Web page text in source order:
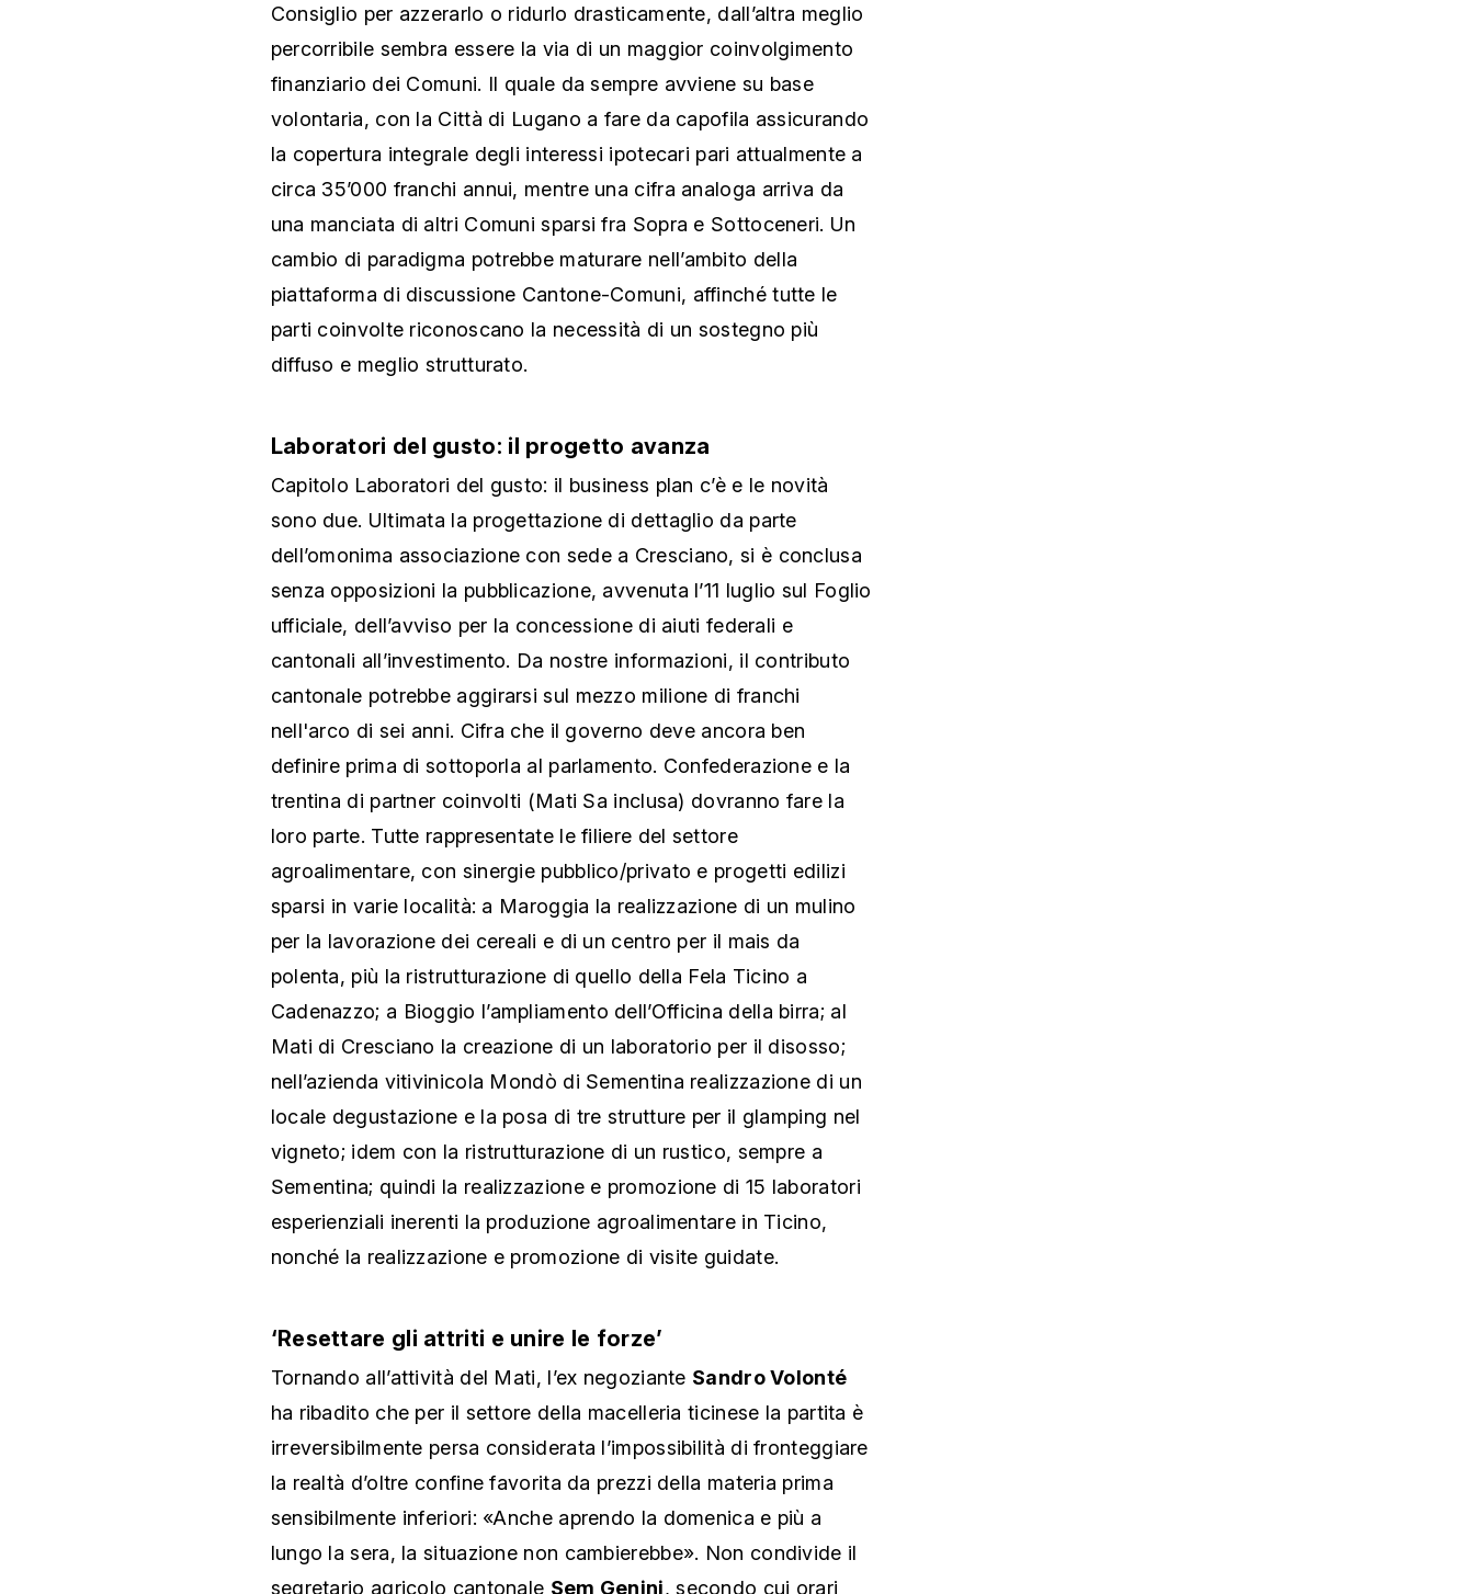
Consiglio per azzerarlo o ridurlo drasticamente, dall’altra meglio
percorribile sembra essere la via di un maggior coinvolgimento
finanziario dei Comuni. Il quale da sempre avviene su base
volontaria, con la Città di Lugano a fare da capofila assicurando
la copertura integrale degli interessi ipotecari pari attualmente a
circa 35’000 franchi annui, mentre una cifra analoga arriva da
una manciata di altri Comuni sparsi fra Sopra e Sottoceneri. Un
cambio di paradigma potrebbe maturare nell’ambito della
piattaforma di discussione Cantone-Comuni, affinché tutte le
parti coinvolte riconoscano la necessità di un sostegno più
diffuso e meglio strutturato.
Laboratori del gusto: il progetto avanza
Capitolo Laboratori del gusto: il business plan c’è e le novità
sono due. Ultimata la progettazione di dettaglio da parte
dell’omonima associazione con sede a Cresciano, si è conclusa
senza opposizioni la pubblicazione, avvenuta l’11 luglio sul Foglio
ufficiale, dell’avviso per la concessione di aiuti federali e
cantonali all’investimento. Da nostre informazioni, il contributo
cantonale potrebbe aggirarsi sul mezzo milione di franchi
nell'arco di sei anni. Cifra che il governo deve ancora ben
definire prima di sottoporla al parlamento. Confederazione e la
trentina di partner coinvolti (Mati Sa inclusa) dovranno fare la
loro parte. Tutte rappresentate le filiere del settore
agroalimentare, con sinergie pubblico/privato e progetti edilizi
sparsi in varie località: a Maroggia la realizzazione di un mulino
per la lavorazione dei cereali e di un centro per il mais da
polenta, più la ristrutturazione di quello della Fela Ticino a
Cadenazzo; a Bioggio l’ampliamento dell’Officina della birra; al
Mati di Cresciano la creazione di un laboratorio per il disosso;
nell’azienda vitivinicola Mondò di Sementina realizzazione di un
locale degustazione e la posa di tre strutture per il glamping nel
vigneto; idem con la ristrutturazione di un rustico, sempre a
Sementina; quindi la realizzazione e promozione di 15 laboratori
esperienziali inerenti la produzione agroalimentare in Ticino,
nonché la realizzazione e promozione di visite guidate.
‘Resettare gli attriti e unire le forze’
Tornando all’attività del Mati, l’ex negoziante Sandro Volonté
ha ribadito che per il settore della macelleria ticinese la partita è
irreversibilmente persa considerata l’impossibilità di fronteggiare
la realtà d’oltre confine favorita da prezzi della materia prima
sensibilmente inferiori: «Anche aprendo la domenica e più a
lungo la sera, la situazione non cambierebbe». Non condivide il
segretario agricolo cantonale Sem Genini, secondo cui orari